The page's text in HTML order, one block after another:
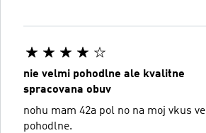
nie velmi pohodlne ale kvalitne
spracovana obuv
nohu mam 42a pol no na moj vkus
pohodlne.